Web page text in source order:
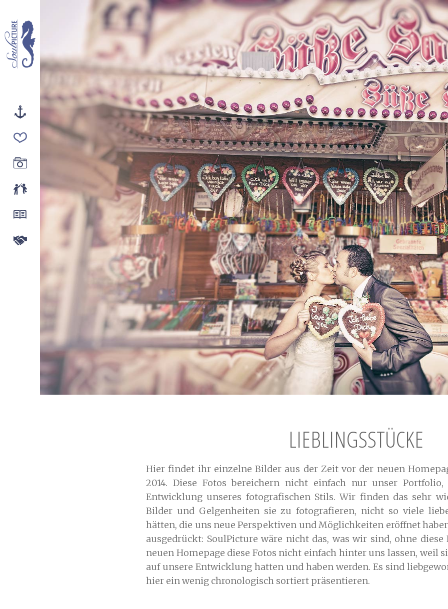
STARTSEITE
HOCHZEIT
ÜBER UNS
AKTUELLES
KONTAKT
LIEBLINGSSTÜCKE
Hier findet ihr einzelne Bilder aus der Zeit vor der neuen
2014. Diese Fotos bereichern nicht einfach nur unser
Entwicklung unseres fotografischen Stils. Wir finden das sehr
Bilder und Gelgenheiten sie zu fotografieren, nicht so viele
hätten, die uns neue Perspektiven und Möglichkeiten eröffnet
ausgedrückt: SoulPicture wäre nicht das, was wir sind, ohne
neuen Homepage diese Fotos nicht einfach hinter uns lassen, weil
auf unsere Entwicklung hatten und haben werden. Es sind
hier ein wenig chronologisch sortiert präsentieren.